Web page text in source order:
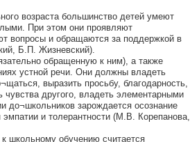
возраста большинство детей умеют
При этом они проявляют
вопросы и обращаются за поддержкой в
Б.П. Жизневский).
обращенную к ним), а также
устной речи. Они должны владеть
выразить просьбу, благодарность,
другого, владеть элементарными
до¬школьников зарождается осознание
и толерантности (М.В. Корепанова,
к школьному обучению считается